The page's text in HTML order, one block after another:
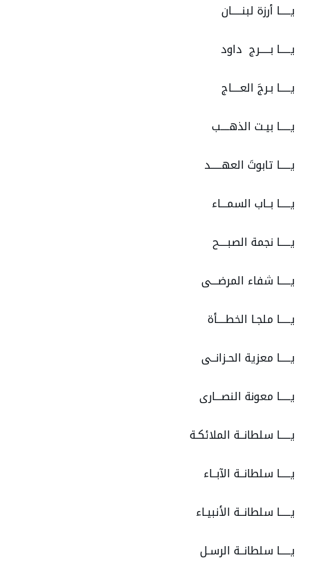
يـــــا أرزة لبنـــــان
يـــــا بـــــرج داود
يـــــا بـرجَ العــــاج
يـــــا بيـت الذهــــب
يـــــا تابوتَ العهـــــد
يـــــا بــاب السمـــاء
يـــــا نجمة الصبــــح
يـــــا شفاء المرضـــى
يـــــا ملجـا الخطــــأة
يـــــا معزية الحـزانــى
يـــــا معونة النصـــارى
يـــــا سلطانــة الملائكـة
يـــــا سلطانــة الآبــاء
يـــــا سلطانــة الأنبيـاء
يـــــا سلطانــة الرسـل